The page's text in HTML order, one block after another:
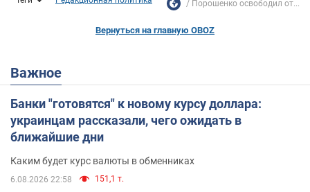
Порошенко освободил от...
Вернуться на главную OBOZ
Важное
Банки "готовятся" к новому курсу доллара:
украинцам рассказали, чего ожидать в
ближайшие дни
Каким будет курс валюты в обменниках
6.08.2026 22:58 151,1 т.